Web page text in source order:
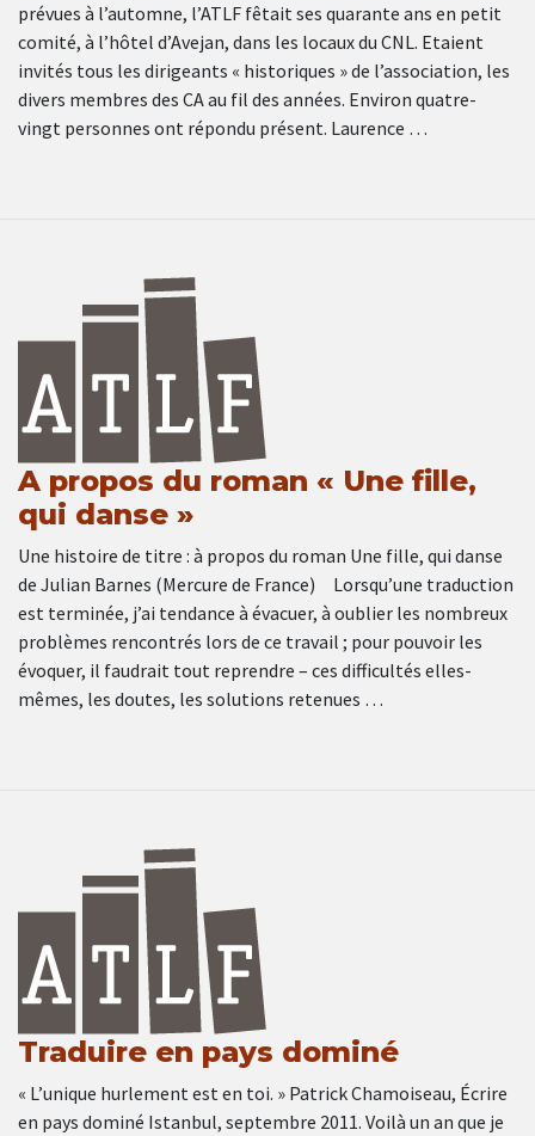
prévues à l’automne, l’ATLF fêtait ses quarante ans en petit
comité, à l’hôtel d’Avejan, dans les locaux du CNL. Etaient
invités tous les dirigeants « historiques » de l’association, les
divers membres des CA au fil des années. Environ quatre-
vingt personnes ont répondu présent. Laurence …
A propos du roman « Une fille,
qui danse »
Une histoire de titre : à propos du roman Une fille, qui danse
de Julian Barnes (Mercure de France) Lorsqu’une traduction
est terminée, j’ai tendance à évacuer, à oublier les nombreux
problèmes rencontrés lors de ce travail ; pour pouvoir les
évoquer, il faudrait tout reprendre – ces difficultés elles-
mêmes, les doutes, les solutions retenues …
Traduire en pays dominé
« L’unique hurlement est en toi. » Patrick Chamoiseau, Écrire
en pays dominé Istanbul, septembre 2011. Voilà un an que je